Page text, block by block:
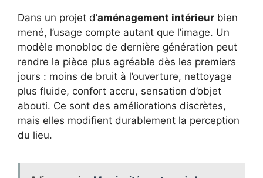
Dans un projet d’aménagement intérieur bien
mené, l’usage compte autant que l’image. Un
modèle monobloc de dernière génération peut
rendre la pièce plus agréable dès les premiers
jours : moins de bruit à l’ouverture, nettoyage
plus fluide, confort accru, sensation d’objet
abouti. Ce sont des améliorations discrètes,
mais elles modifient durablement la perception
du lieu.